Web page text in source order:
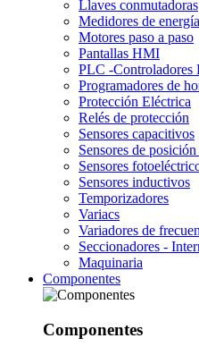
Llaves conmutadoras
Medidores de
Motores paso a paso
Pantallas HMI
PLC -Controladores
Programadores de
Protección Eléctrica
Relés de protección
Sensores capacitivos
Sensores de
Sensores
Sensores inductivos
Temporizadores
Variacs
Variadores de
Seccionadores -
Maquinaria
Componentes
Componentes